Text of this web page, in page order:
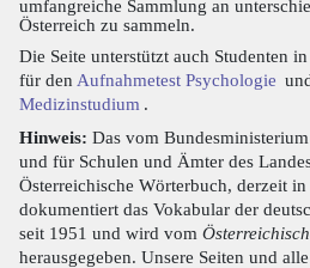
umfangreiche Sammlung an
Österreich zu sammeln.
Die Seite unterstützt auch Studenten
für den Aufnahmetest Psychologie
Medizinstudium .
Hinweis: Das vom
und für Schulen und Ämter des
Österreichische Wörterbuch, derzeit in
dokumentiert das Vokabular der
seit 1951 und wird vom
herausgegeben. Unsere Seiten und